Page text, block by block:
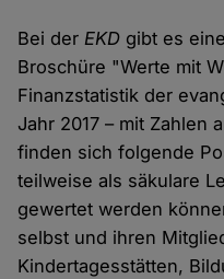
Bei derEKD gibt es eine
Broschüre "Werte mit
Finanzstatistik der
Jahr 2017 – mit Zahlen
finden sich folgende
teilweise als säkulare
gewertet werden
selbst und ihren
Kindertagesstätten,